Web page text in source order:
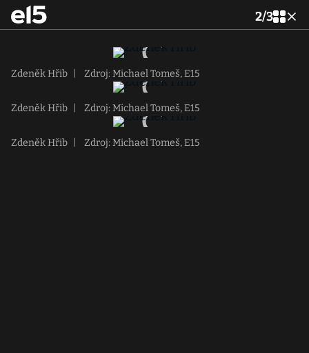
2/3
Zdeněk Hřib Zdroj: Michael Tomeš, E15
Zdeněk Hřib Zdroj: Michael Tomeš, E15
Zdeněk Hřib Zdroj: Michael Tomeš, E15